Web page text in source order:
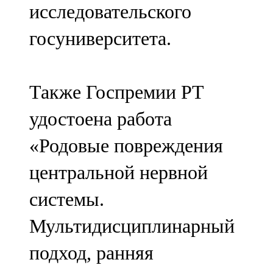
исследовательского
госуниверситета.
Также Госпремии РТ
удостоена работа
«Родовые повреждения
центральной нервной
системы.
Мультидисциплинарный
подход, ранняя